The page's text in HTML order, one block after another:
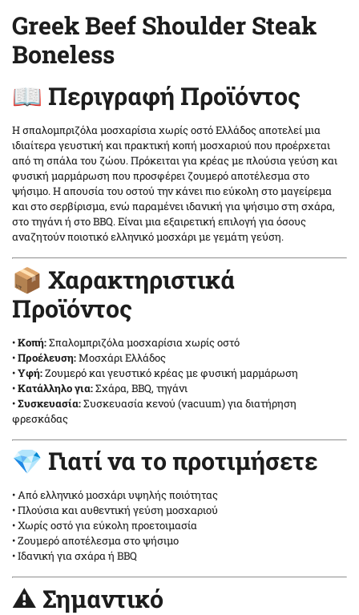
6.5
8
8.5
9
9.5
Greek Beef Shoulder Steak
Boneless
📖 Περιγραφή Προϊόντος
Η σπαλομπριζόλα μοσχαρίσια χωρίς οστό Ελλάδος αποτελεί μια
ιδιαίτερα γευστική και πρακτική κοπή μοσχαριού που προέρχεται
από τη σπάλα του ζώου. Πρόκειται για κρέας με πλούσια γεύση και
φυσική μαρμάρωση που προσφέρει ζουμερό αποτέλεσμα στο
ψήσιμο. Η απουσία του οστού την κάνει πιο εύκολη στο μαγείρεμα
και στο σερβίρισμα, ενώ παραμένει ιδανική για ψήσιμο στη σχάρα,
στο τηγάνι ή στο BBQ. Είναι μια εξαιρετική επιλογή για όσους
αναζητούν ποιοτικό ελληνικό μοσχάρι με γεμάτη γεύση.
📦 Χαρακτηριστικά
Προϊόντος
•Κοπή:Σπαλομπριζόλα μοσχαρίσια χωρίς οστό
•Προέλευση:Μοσχάρι Ελλάδος
•Υφή:Ζουμερό και γευστικό κρέας με φυσική μαρμάρωση
•Κατάλληλο για:Σχάρα, BBQ, τηγάνι
•Συσκευασία:Συσκευασία κενού (vacuum) για διατήρηση
φρεσκάδας
💎 Γιατί να το προτιμήσετε
• Από ελληνικό μοσχάρι υψηλής ποιότητας
• Πλούσια και αυθεντική γεύση μοσχαριού
• Χωρίς οστό για εύκολη προετοιμασία
• Ζουμερό αποτέλεσμα στο ψήσιμο
• Ιδανική για σχάρα ή BBQ
⚠️ Σημαντικό